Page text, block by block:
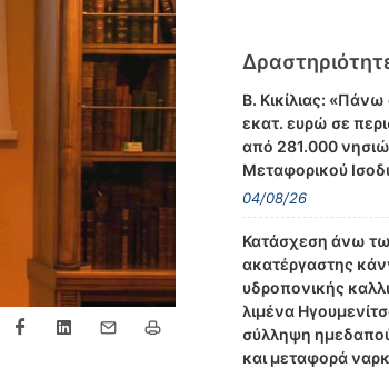
Β. Κικίλιας:
εκατ. ευρώ σε
από 281.000
Μεταφορικού
04/08/26
Κατάσχεση άνω
ακατέργαστης
υδροπονικής
λιμένα
σύλληψη
και μεταφορά